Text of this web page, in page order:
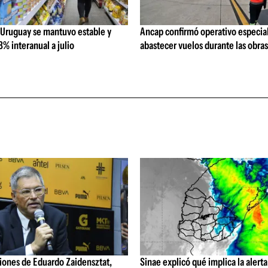
se mantuvo estable y
interanual a julio
Ancap confirmó operativo
abastecer vuelos durante las
de Eduardo Zaidensztat, Sinae explicó qué implica la